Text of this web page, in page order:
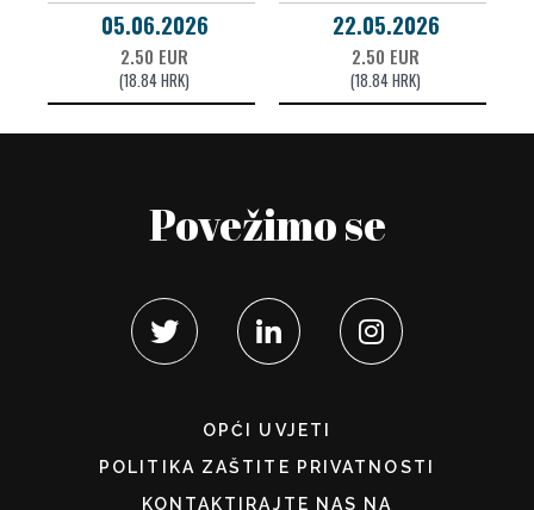
05.06.2026
2.50 EUR
(18.84 HRK)
22.05.2026
2.50 EUR
(18.84 HRK)
Povežimo se
OPĆI UVJETI
POLITIKA ZAŠTITE PRIVATNOSTI
KONTAKTIRAJTE NAS NA